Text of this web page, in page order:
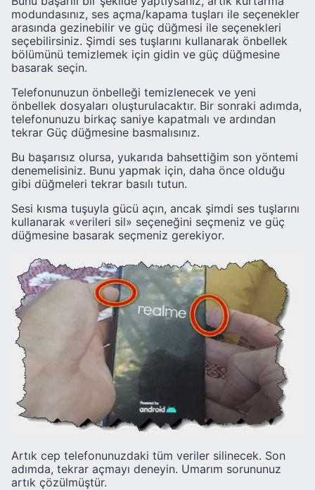
modundasınız, ses açma/kapama tuşları ile seçenekler
arasında gezinebilir ve güç düğmesi ile seçenekleri
seçebilirsiniz. Şimdi ses tuşlarını kullanarak önbellek
bölümünü temizlemek için gidin ve güç düğmesine
basarak seçin.
Telefonunuzun önbelleği temizlenecek ve yeni
önbellek dosyaları oluşturulacaktır. Bir sonraki adımda,
telefonunuzu birkaç saniye kapatmalı ve ardından
tekrar Güç düğmesine basmalısınız.
Bu başarısız olursa, yukarıda bahsettiğim son yöntemi
denemelisiniz. Bunu yapmak için, daha önce olduğu
gibi düğmeleri tekrar basılı tutun.
Sesi kısma tuşuyla gücü açın, ancak şimdi ses tuşlarını
kullanarak «verileri sil» seçeneğini seçmeniz ve güç
düğmesine basarak seçmeniz gerekiyor.
Artık cep telefonunuzdaki tüm veriler silinecek. Son
adımda, tekrar açmayı deneyin. Umarım sorununuz
artık çözülmüştür.